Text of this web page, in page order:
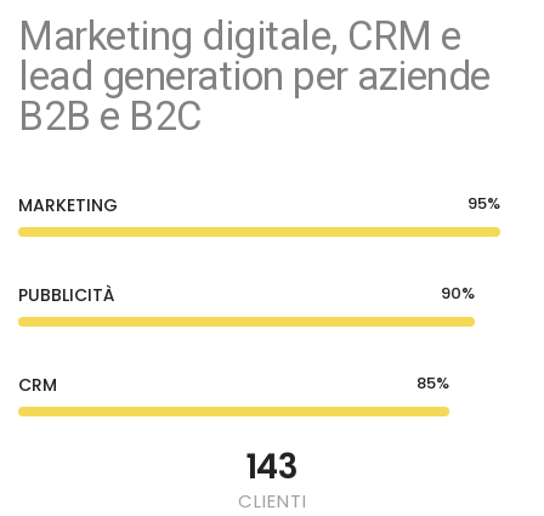
Marketing digitale, CRM e
lead generation per aziende
B2B e B2C
MARKETING 95%
PUBBLICITÀ 90%
CRM 85%
154
CLIENTI